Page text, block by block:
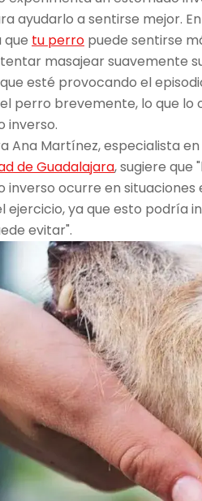
ayudarlo a sentirse mejor.
que tu perro puede sentirse
masajear suavemente
esté provocando el
perro brevemente, lo que
inverso.
Ana Martínez, especialista
de Guadalajara, sugiere que
inverso ocurre en
ejercicio, ya que esto podría
evitar".